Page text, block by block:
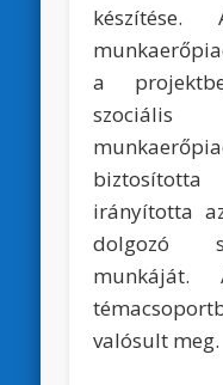
készítése.
a
szociális
irányította
dolgozó
valósult meg.